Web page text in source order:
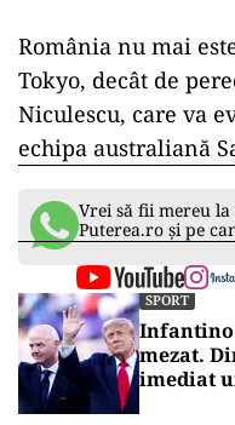
România nu mai
Tokyo, decât de
Niculescu, care va
echipa australiană
Vrei să fii mereu
Puterea.ro și pe
SPORT
Infantino
mezat.
imediat